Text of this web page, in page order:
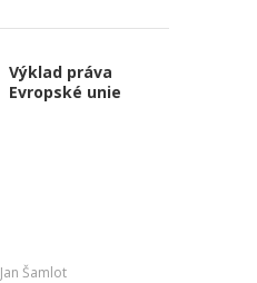
Výklad práva
Evropské unie
Jan Šamlot